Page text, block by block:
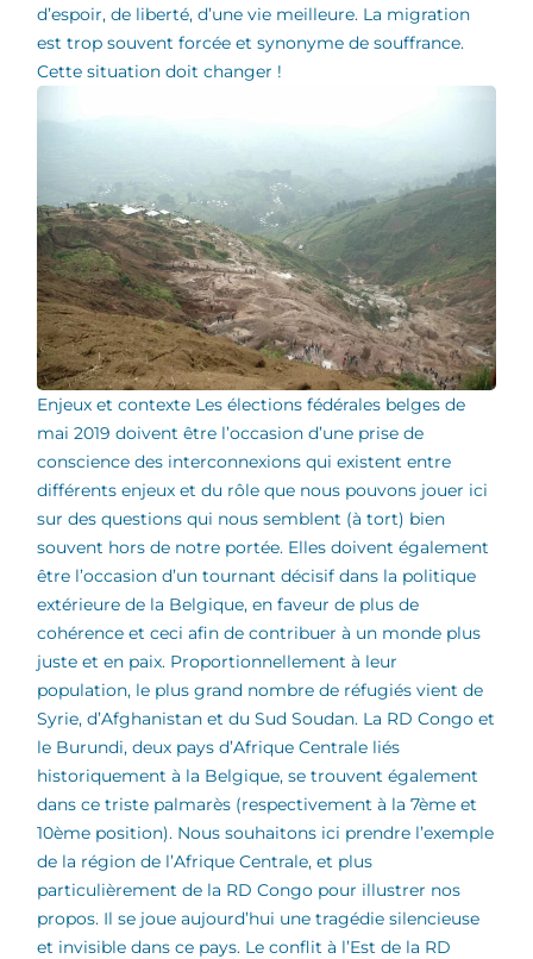
d’espoir, de liberté, d’une vie meilleure. La migration
est trop souvent forcée et synonyme de souffrance.
Cette situation doit changer !
Enjeux et contexte Les élections fédérales belges de
mai 2019 doivent être l’occasion d’une prise de
conscience des interconnexions qui existent entre
différents enjeux et du rôle que nous pouvons jouer ici
sur des questions qui nous semblent (à tort) bien
souvent hors de notre portée. Elles doivent également
être l’occasion d’un tournant décisif dans la politique
extérieure de la Belgique, en faveur de plus de
cohérence et ceci afin de contribuer à un monde plus
juste et en paix. Proportionnellement à leur
population, le plus grand nombre de réfugiés vient de
Syrie, d’Afghanistan et du Sud Soudan. La RD Congo et
le Burundi, deux pays d’Afrique Centrale liés
historiquement à la Belgique, se trouvent également
dans ce triste palmarès (respectivement à la 7ème et
10ème position). Nous souhaitons ici prendre l’exemple
de la région de l’Afrique Centrale, et plus
particulièrement de la RD Congo pour illustrer nos
propos. Il se joue aujourd’hui une tragédie silencieuse
et invisible dans ce pays. Le conflit à l’Est de la RD